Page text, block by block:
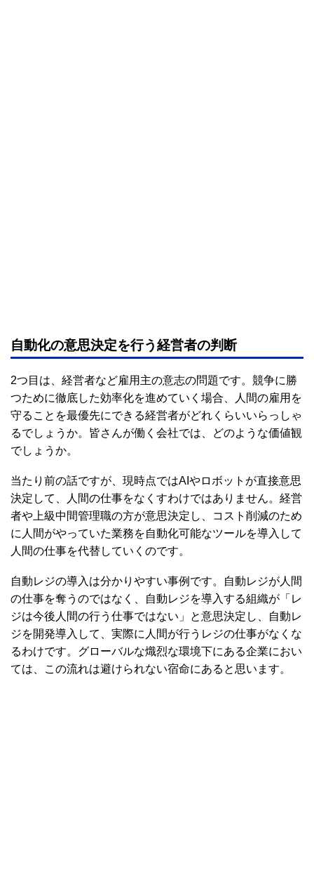
自動化の意思決定を行う経営者の判断
2つ目は、経営者など雇用主の意志の問題です。競争に勝
つために徹底した効率化を進めていく場合、人間の雇用を
守ることを最優先にできる経営者がどれくらいいらっしゃ
るでしょうか。皆さんが働く会社では、どのような価値観
でしょうか。
当たり前の話ですが、現時点ではAIやロボットが直接意思
決定して、人間の仕事をなくすわけではありません。経営
者や上級中間管理職の方が意思決定し、コスト削減のため
に人間がやっていた業務を自動化可能なツールを導入して
人間の仕事を代替していくのです。
自動レジの導入は分かりやすい事例です。自動レジが人間
の仕事を奪うのではなく、自動レジを導入する組織が「レ
ジは今後人間の行う仕事ではない」と意思決定し、自動レ
ジを開発導入して、実際に人間が行うレジの仕事がなくな
るわけです。グローバルな熾烈な環境下にある企業におい
ては、この流れは避けられない宿命にあると思います。